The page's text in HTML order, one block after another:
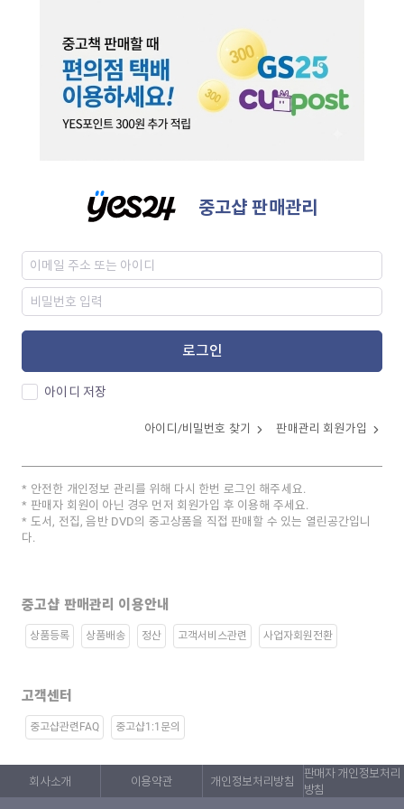
중고샵 판매관리
로그인
아이디 저장
아이디/비밀번호 찾기 판매관리 회원가입
안전한 개인정보 관리를 위해 다시 한번 로그인 해주세요.
판매자 회원이 아닌 경우 먼저 회원가입 후 이용해 주세요.
도서, 전집, 음반 DVD의 중고상품을 직접 판매할 수 있는 열린공간입니
다.
중고샵 판매관리 이용안내
상품등록 상품배송 정산 고객서비스관련 사업자회원전환
고객센터
중고샵관련FAQ 중고샵1:1문의
회사소개 이용약관 개인정보처리방침
판매자 개인정보처리
방침